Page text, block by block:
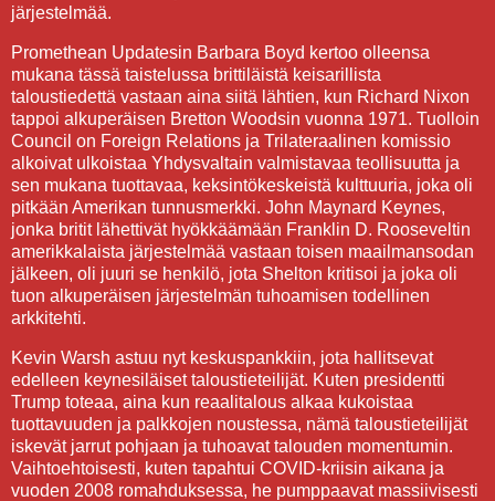
järjestelmää.
Promethean Updatesin Barbara Boyd kertoo olleensa
mukana tässä taistelussa brittiläistä keisarillista
taloustiedettä vastaan aina siitä lähtien, kun Richard Nixon
tappoi alkuperäisen Bretton Woodsin vuonna 1971. Tuolloin
Council on Foreign Relations ja Trilateraalinen komissio
alkoivat ulkoistaa Yhdysvaltain valmistavaa teollisuutta ja
sen mukana tuottavaa, keksintökeskeistä kulttuuria, joka oli
pitkään Amerikan tunnusmerkki. John Maynard Keynes,
jonka britit lähettivät hyökkäämään Franklin D. Rooseveltin
amerikkalaista järjestelmää vastaan toisen maailmansodan
jälkeen, oli juuri se henkilö, jota Shelton kritisoi ja joka oli
tuon alkuperäisen järjestelmän tuhoamisen todellinen
arkkitehti.
Kevin Warsh astuu nyt keskuspankkiin, jota hallitsevat
edelleen keynesiläiset taloustieteilijät. Kuten presidentti
Trump toteaa, aina kun reaalitalous alkaa kukoistaa
tuottavuuden ja palkkojen noustessa, nämä taloustieteilijät
iskevät jarrut pohjaan ja tuhoavat talouden momentumin.
Vaihtoehtoisesti, kuten tapahtui COVID-kriisin aikana ja
vuoden 2008 romahduksessa, he pumppaavat massiivisesti